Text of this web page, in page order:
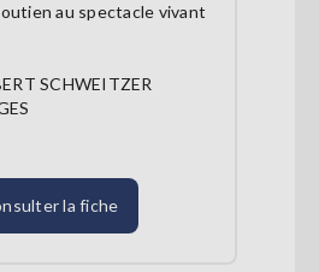
au spectacle vivant
SCHWEITZER
la fiche